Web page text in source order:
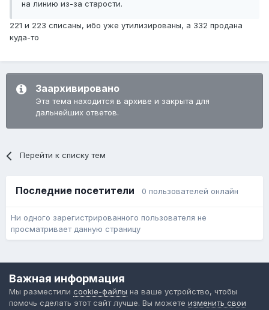
на линию из-за старости.
221 и 223 списаны, ибо уже утилизированы, а 332 продана
куда-то
Заархивировано
Эта тема находится в архиве и закрыта для
дальнейших ответов.
Перейти к списку тем
Последние посетители 0 пользователей онлайн
Ни одного зарегистрированного пользователя не
просматривает данную страницу
Форум общественного транспорта
Powered by Invision Community
Важная информация
Мы разместили cookie-файлы на ваше устройство, чтобы
помочь сделать этот сайт лучше. Вы можете изменить свои